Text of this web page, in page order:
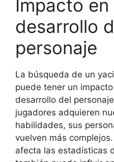
Impacto en
desarrollo
personaje
La búsqueda de un
puede tener un
desarrollo del
jugadores adquieren
habilidades, sus
vuelven más
afecta las estadísticas